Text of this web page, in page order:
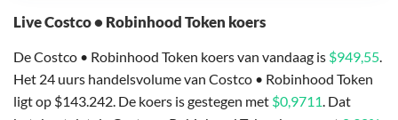
Live Costco • Robinhood Token koers
De Costco • Robinhood Token koers van vandaag is $949,55.
Het 24 uurs handelsvolume van Costco • Robinhood Token
ligt op $143.242. De koers is gestegen met $0,9711. Dat